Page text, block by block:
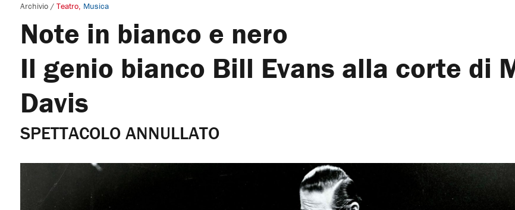
Archivio / Teatro Musica
Note in bianco e nero
Il genio bianco Bill Evans alla corte di
Davis
SPETTACOLO ANNULLATO